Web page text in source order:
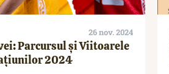
26 nov. 2024
Parcursul și Viitoarele
2024